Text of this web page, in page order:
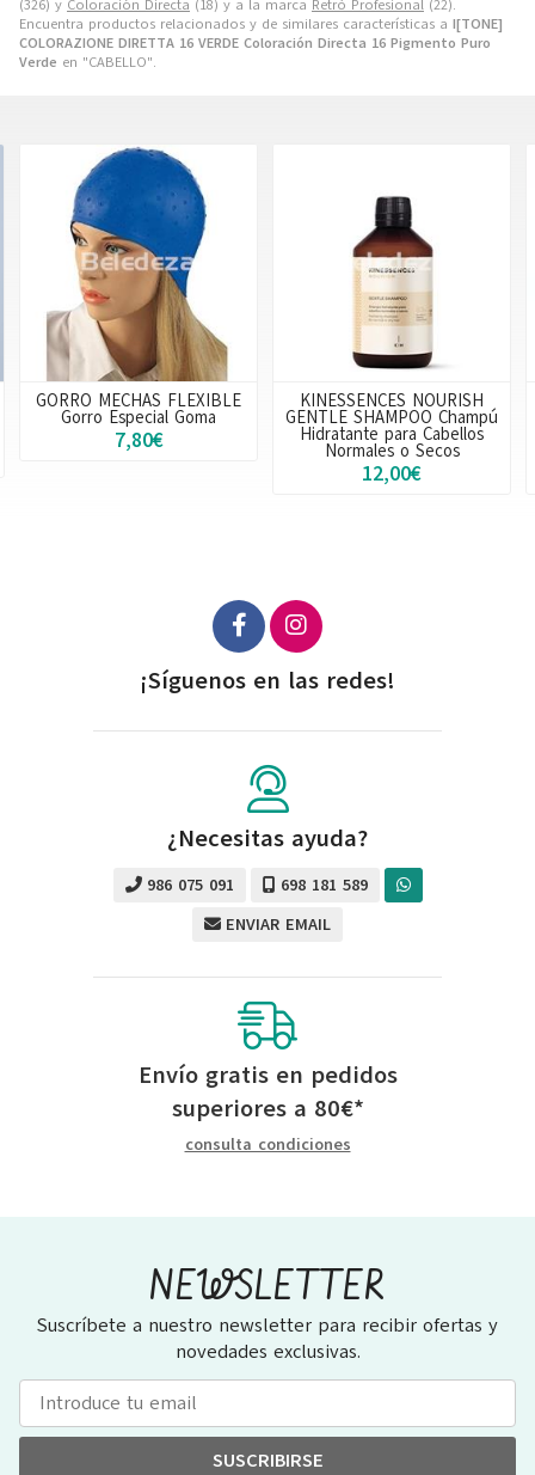
(326) y Coloración Directa (18) y a la marca Retrò Profesional (22).
Encuentra productos relacionados y de similares características a I[TONE]
COLORAZIONE DIRETTA 16 VERDE Coloración Directa 16 Pigmento Puro
Verde en "CABELLO".
GORRO MECHAS FLEXIBLE
Gorro Especial Goma
7,80€
KINESSENCES NOURISH
GENTLE SHAMPOO Champú
Hidratante para Cabellos
Normales o Secos
12,00€
¡Síguenos en las redes!
¿Necesitas ayuda?
986 075 091
698 181 589
ENVIAR EMAIL
Envío gratis en pedidos
superiores a 80€*
consulta condiciones
NEWSLETTER
Suscríbete a nuestro newsletter para recibir ofertas y
novedades exclusivas.
SUSCRIBIRSE